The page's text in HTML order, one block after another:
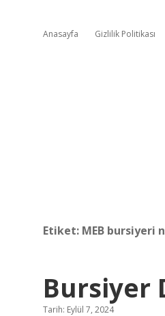
Anasayfa Gizlilik Politikası
Etiket: MEB bursiyeri
Bursiyer
Tarih: Eylül 7, 2024